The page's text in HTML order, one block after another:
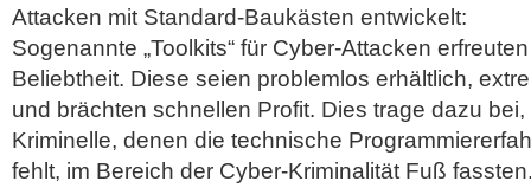
Attacken mit Standard-Baukästen entwickelt:
Sogenannte „Toolkits“ für Cyber-Attacken
Beliebtheit. Diese seien problemlos erhältlich,
und brächten schnellen Profit. Dies trage dazu bei,
Kriminelle, denen die technische
fehlt, im Bereich der Cyber-Kriminalität Fuß